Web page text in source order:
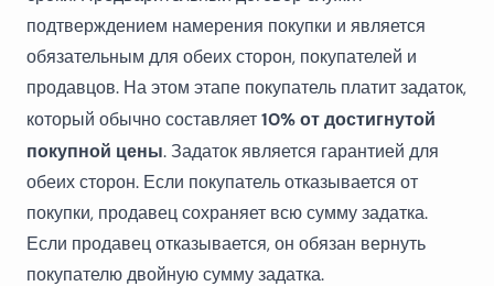
подтверждением намерения покупки и является
обязательным для обеих сторон, покупателей и
продавцов. На этом этапе покупатель платит задаток,
который обычно составляет 10% от достигнутой
покупной цены. Задаток является гарантией для
обеих сторон. Если покупатель отказывается от
покупки, продавец сохраняет всю сумму задатка.
Если продавец отказывается, он обязан вернуть
покупателю двойную сумму задатка.